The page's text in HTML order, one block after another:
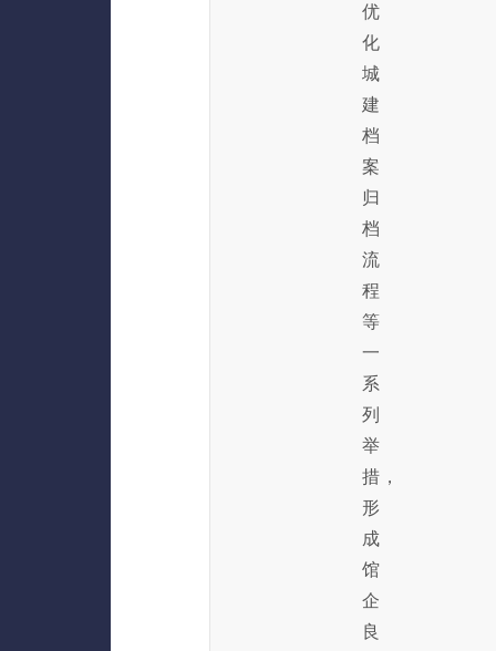
优
化
城
建
档
案
归
档
流
程
等
一
系
列
举
措，
形
成
馆
企
良